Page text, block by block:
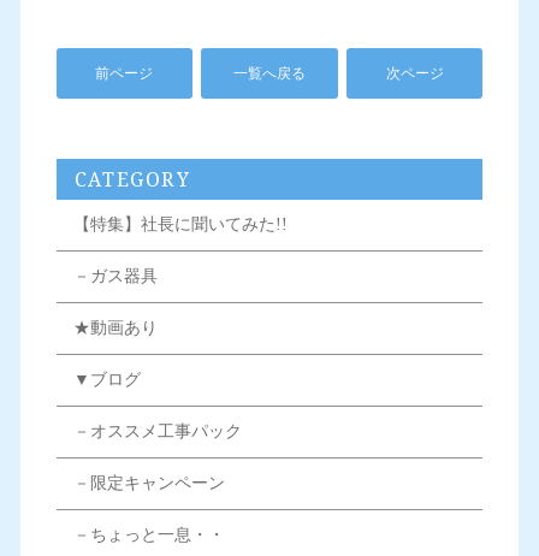
前ページ 一覧へ戻る 次ページ
CATEGORY
【特集】社長に聞いてみた!!
－ガス器具
★動画あり
▼ブログ
－オススメ工事パック
－限定キャンペーン
－ちょっと一息・・